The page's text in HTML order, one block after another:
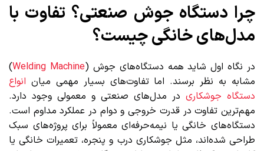
چرا دستگاه جوش صنعتی؟ تفاوت با
مدل‌های خانگی چیست؟
در نگاه اول شاید همه دستگاه‌های جوش (Welding Machine
)
مشابه به نظر برسند. اما تفاوت‌های بسیار مهمی میان انواع
دستگاه جوشکاری در مدل‌های صنعتی و معمولی وجود دارد.
مهم‌ترین تفاوت در قدرت خروجی و دوام در عملکرد مداوم است.
دستگاه‌های خانگی یا نیمه‌حرفه‌ای معمولاً برای پروژه‌های سبک
طراحی شده‌اند، مثل جوشکاری درب و پنجره، تعمیرات خانگی یا